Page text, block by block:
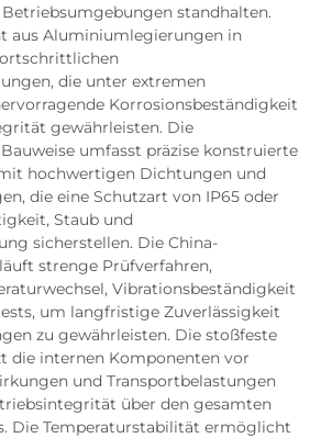
standhalten.
aus Aluminiumlegierungen in
die unter extremen
Korrosionsbeständigkeit
gewährleisten. Die
umfasst präzise konstruierte
hochwertigen Dichtungen und
die eine Schutzart von IP65 oder
Staub und
sicherstellen. Die China-
strenge Prüfverfahren,
Vibrationsbeständigkeit
um langfristige Zuverlässigkeit
zu gewährleisten. Die stoßfeste
die internen Komponenten vor
und Transportbelastungen
über den gesamten
Die Temperaturstabilität ermöglicht